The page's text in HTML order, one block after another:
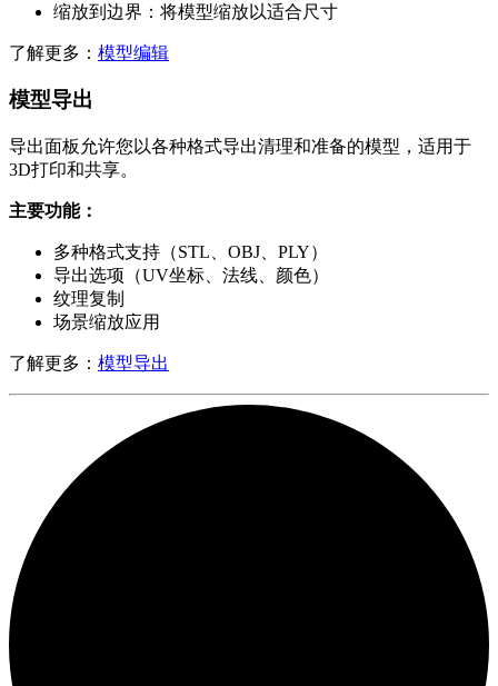
缩放到边界：将模型缩放以适合尺寸
了解更多： 模型编辑
模型导出
导出面板允许您以各种格式导出清理和准备的模型，适用于
3D打印和共享。
主要功能：
多种格式支持（STL、OBJ、PLY）
导出选项（UV坐标、法线、颜色）
纹理复制
场景缩放应用
了解更多： 模型导出